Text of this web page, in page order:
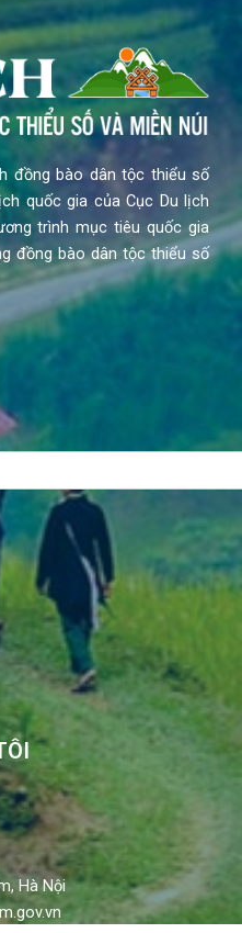
đồng bào dân tộc thiểu số
quốc gia của Cục Du lịch
trình mục tiêu quốc gia
đồng bào dân tộc thiểu số
Hà Nội